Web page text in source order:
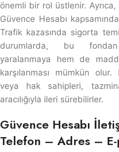
önemli bir rol üstlenir.
Güvence Hesabı
Trafik kazasında sigorta
durumlarda, bu
yaralanmaya hem de
karşılanması mümkün
veya hak sahipleri,
aracılığıyla ileri sürebilirler.
Güvence Hesabı
Telefon – Adres –